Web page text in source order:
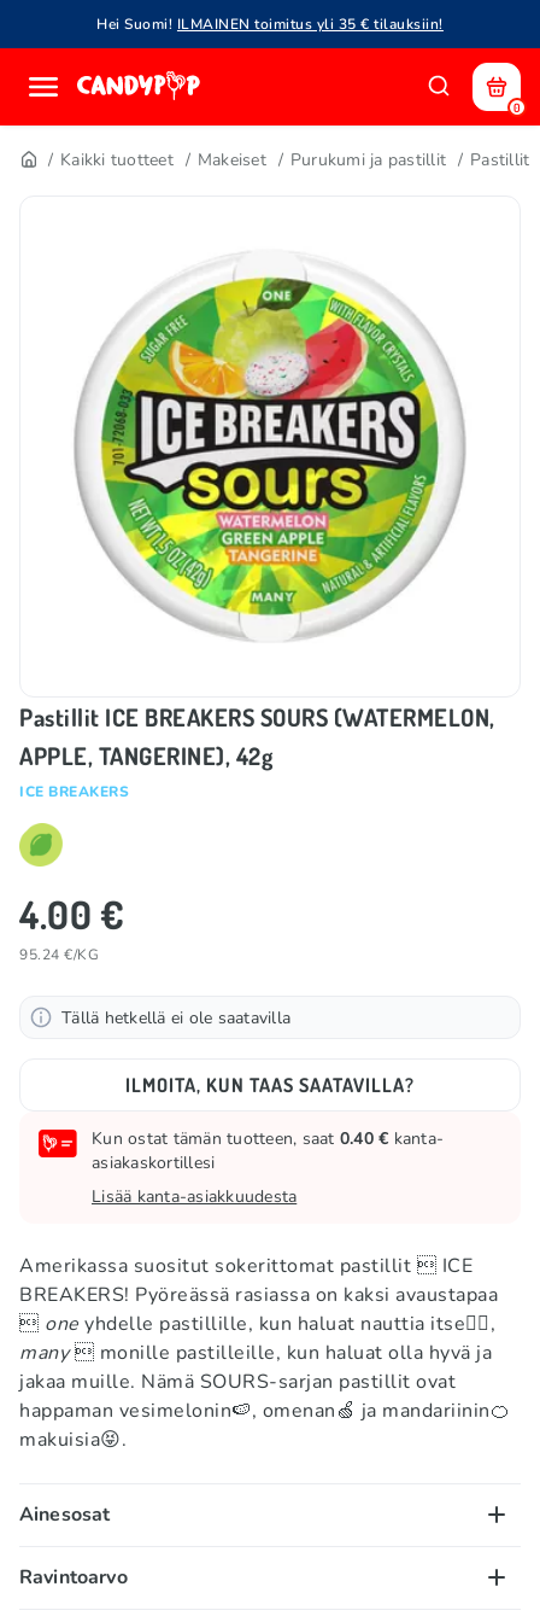
Hei Suomi! ILMAINEN toimitus yli 35 € tilauksiin!
0
Kaikki tuotteet Makeiset Purukumi ja pastillit Pastillit
Pastillit ICE BREAKERS SOURS (WATERMELON,
APPLE, TANGERINE), 42g
ICE BREAKERS
4.00 €
95.24 €/KG
Tällä hetkellä ei ole saatavilla
ILMOITA, KUN TAAS SAATAVILLA?
Kun ostat tämän tuotteen, saat 0.40 € kanta-
asiakaskortillesi
Lisää kanta-asiakkuudesta
Amerikassa suositut sokerittomat pastillit  ICE
BREAKERS! Pyöreässä rasiassa on kaksi avaustapaa
 one yhdelle pastillille, kun haluat nauttia itse🙆‍♂️,
many monille pastilleille, kun haluat olla hyvä ja
jakaa muille. Nämä SOURS-sarjan pastillit ovat
happaman vesimelonin🍉, omenan🍏 ja mandariinin🍊
makuisia😝.
Ainesosat
Sorbitoli, omenahappo. Sisältää alle 2%:
Ravintoarvo